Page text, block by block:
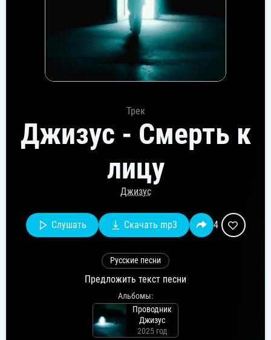
Трек
Джизус - Смерть к
лицу
Джизус
Слушать Скачать mp3 4
Русские песни
Предложить текст песни
Альбомы:
Проводник
Джизус
2025 год